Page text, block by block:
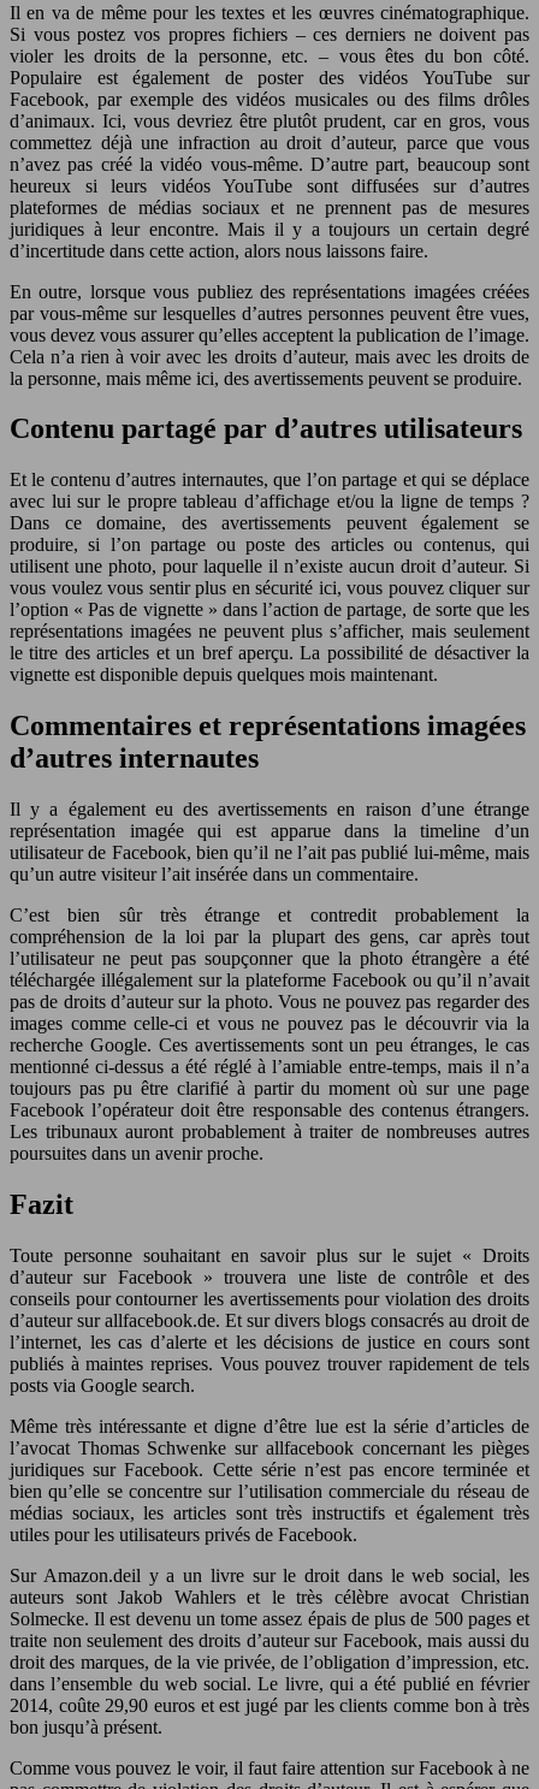
Il en va de même pour les textes et les œuvres cinématographique.
Si vous postez vos propres fichiers – ces derniers ne doivent pas
violer les droits de la personne, etc. – vous êtes du bon côté.
Populaire est également de poster des vidéos YouTube sur
Facebook, par exemple des vidéos musicales ou des films drôles
d’animaux. Ici, vous devriez être plutôt prudent, car en gros, vous
commettez déjà une infraction au droit d’auteur, parce que vous
n’avez pas créé la vidéo vous-même. D’autre part, beaucoup sont
heureux si leurs vidéos YouTube sont diffusées sur d’autres
plateformes de médias sociaux et ne prennent pas de mesures
juridiques à leur encontre. Mais il y a toujours un certain degré
d’incertitude dans cette action, alors nous laissons faire.
En outre, lorsque vous publiez des représentations imagées créées
par vous-même sur lesquelles d’autres personnes peuvent être vues,
vous devez vous assurer qu’elles acceptent la publication de l’image.
Cela n’a rien à voir avec les droits d’auteur, mais avec les droits de
la personne, mais même ici, des avertissements peuvent se produire.
Contenu partagé par d’autres utilisateurs
Et le contenu d’autres internautes, que l’on partage et qui se déplace
avec lui sur le propre tableau d’affichage et/ou la ligne de temps ?
Dans ce domaine, des avertissements peuvent également se
produire, si l’on partage ou poste des articles ou contenus, qui
utilisent une photo, pour laquelle il n’existe aucun droit d’auteur. Si
vous voulez vous sentir plus en sécurité ici, vous pouvez cliquer sur
l’option « Pas de vignette » dans l’action de partage, de sorte que les
représentations imagées ne peuvent plus s’afficher, mais seulement
le titre des articles et un bref aperçu. La possibilité de désactiver la
vignette est disponible depuis quelques mois maintenant.
Commentaires et représentations imagées
d’autres internautes
Il y a également eu des avertissements en raison d’une étrange
représentation imagée qui est apparue dans la timeline d’un
utilisateur de Facebook, bien qu’il ne l’ait pas publié lui-même, mais
qu’un autre visiteur l’ait insérée dans un commentaire.
C’est bien sûr très étrange et contredit probablement la
compréhension de la loi par la plupart des gens, car après tout
l’utilisateur ne peut pas soupçonner que la photo étrangère a été
téléchargée illégalement sur la plateforme Facebook ou qu’il n’avait
pas de droits d’auteur sur la photo. Vous ne pouvez pas regarder des
images comme celle-ci et vous ne pouvez pas le découvrir via la
recherche Google. Ces avertissements sont un peu étranges, le cas
mentionné ci-dessus a été réglé à l’amiable entre-temps, mais il n’a
toujours pas pu être clarifié à partir du moment où sur une page
Facebook l’opérateur doit être responsable des contenus étrangers.
Les tribunaux auront probablement à traiter de nombreuses autres
poursuites dans un avenir proche.
Fazit
Toute personne souhaitant en savoir plus sur le sujet « Droits
d’auteur sur Facebook » trouvera une liste de contrôle et des
conseils pour contourner les avertissements pour violation des droits
d’auteur sur allfacebook.de. Et sur divers blogs consacrés au droit de
l’internet, les cas d’alerte et les décisions de justice en cours sont
publiés à maintes reprises. Vous pouvez trouver rapidement de tels
posts via Google search.
Même très intéressante et digne d’être lue est la série d’articles de
l’avocat Thomas Schwenke sur allfacebook concernant les pièges
juridiques sur Facebook. Cette série n’est pas encore terminée et
bien qu’elle se concentre sur l’utilisation commerciale du réseau de
médias sociaux, les articles sont très instructifs et également très
utiles pour les utilisateurs privés de Facebook.
Sur Amazon.deil y a un livre sur le droit dans le web social, les
auteurs sont Jakob Wahlers et le très célèbre avocat Christian
Solmecke. Il est devenu un tome assez épais de plus de 500 pages et
traite non seulement des droits d’auteur sur Facebook, mais aussi du
droit des marques, de la vie privée, de l’obligation d’impression, etc.
dans l’ensemble du web social. Le livre, qui a été publié en février
2014, coûte 29,90 euros et est jugé par les clients comme bon à très
bon jusqu’à présent.
Comme vous pouvez le voir, il faut faire attention sur Facebook à ne